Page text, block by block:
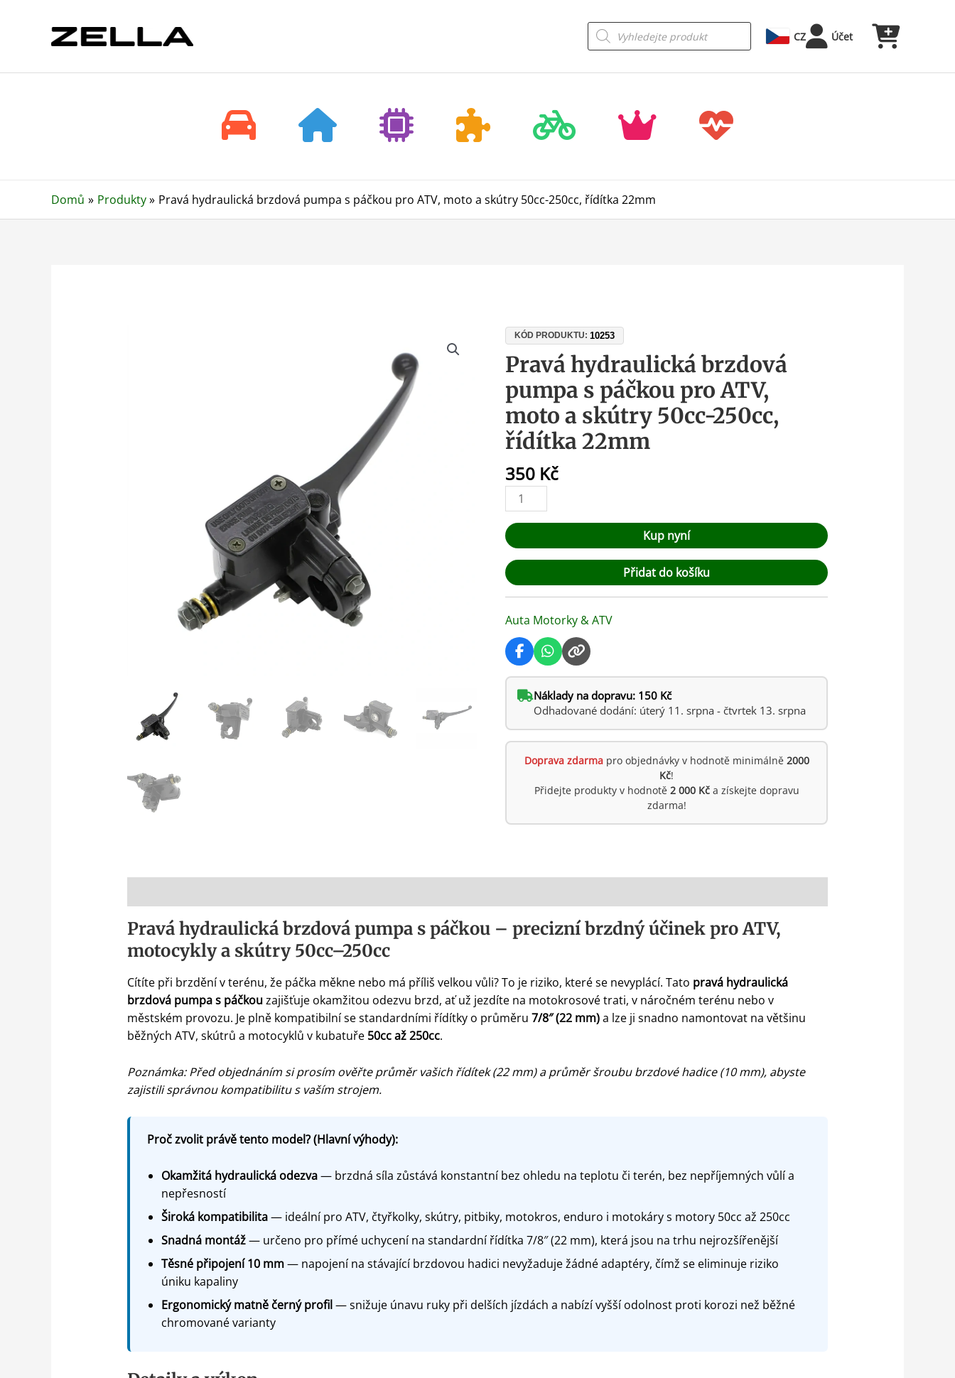
Products
search CZ Účet
Domů Produkty Pravá hydraulická brzdová pumpa s páčkou pro ATV, moto a skútry 50cc-250cc, řídítka 22mm
KÓD PRODUKTU:10253
Pravá hydraulická brzdová
pumpa s páčkou pro ATV,
moto a skútry 50cc-250cc,
řídítka 22mm
350 Kč
Pravá
hydraulická
brzdová
pumpa
s
páčkou
pro
moto
skútry
50cc-
250cc,
řídítka
22mm
množství
Kup nyní
Přidat do košíku
Auta Motorky & ATV
Náklady na dopravu: 150 Kč
Odhadované dodání: úterý 11. srpna - čtvrtek 13. srpna
Doprava zdarmapro objednávky v hodnotě minimálně 2000
Kč!
Přidejte produkty v hodnotě 2 000 Kča získejte dopravu
zdarma!
Pravá hydraulická brzdová pumpa s páčkou – precizní brzdný účinek pro ATV,
motocykly a skútry 50cc–250cc
Cítíte při brzdění v terénu, že páčka měkne nebo má příliš velkou vůli? To je riziko, které se nevyplácí. Tato pravá hydraulická
brzdová pumpa s páčkouzajišťuje okamžitou odezvu brzd, ať už jezdíte na motokrosové trati, v náročném terénu nebo v
městském provozu. Je plně kompatibilní se standardními řídítky o průměru 7/8″ (22 mm)a lze ji snadno namontovat na většinu
běžných ATV, skútrů a motocyklů v kubatuře 50cc až 250cc.
Poznámka: Před objednáním si prosím ověřte průměr vašich řídítek (22 mm) a průměr šroubu brzdové hadice (10 mm), abyste
zajistili správnou kompatibilitu s vaším strojem.
Proč zvolit právě tento model? (Hlavní výhody):
Okamžitá hydraulická odezva— brzdná síla zůstává konstantní bez ohledu na teplotu či terén, bez nepříjemných vůlí a
nepřesností
Široká kompatibilita— ideální pro ATV, čtyřkolky, skútry, pitbiky, motokros, enduro i motokáry s motory 50cc až 250cc
Snadná montáž— určeno pro přímé uchycení na standardní řídítka 7/8″ (22 mm), která jsou na trhu nejrozšířenější
Těsné připojení 10 mm— napojení na stávající brzdovou hadici nevyžaduje žádné adaptéry, čímž se eliminuje riziko
úniku kapaliny
Ergonomický matně černý profil— snižuje únavu ruky při delších jízdách a nabízí vyšší odolnost proti korozi než běžné
chromované varianty